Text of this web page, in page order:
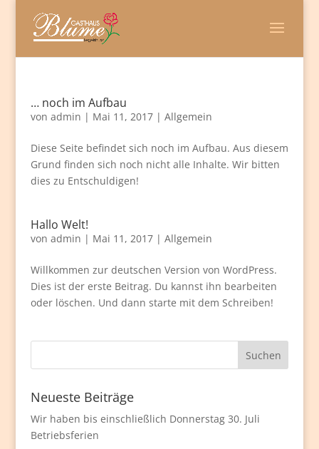
… noch im Aufbau
von admin | Mai 11, 2017| Allgemein
Diese Seite befindet sich noch im Aufbau. Aus diesem
Grund finden sich noch nicht alle Inhalte. Wir bitten
dies zu Entschuldigen!
Hallo Welt!
von admin | Mai 11, 2017| Allgemein
Willkommen zur deutschen Version von WordPress.
Dies ist der erste Beitrag. Du kannst ihn bearbeiten
oder löschen. Und dann starte mit dem Schreiben!
Neueste Beiträge
Wir haben bis einschließlich Donnerstag 30. Juli
Betriebsferien